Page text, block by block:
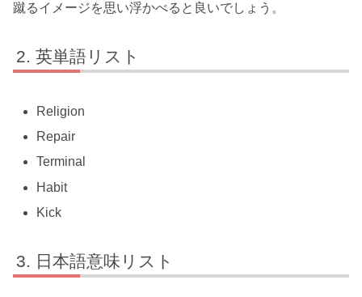
蹴るイメージを思い浮かべると良いでしょう。
英単語リスト
Religion
Repair
Terminal
Habit
Kick
日本語意味リスト